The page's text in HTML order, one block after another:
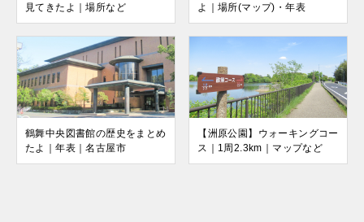
見てきたよ｜場所など
よ｜場所(マップ)・年表
鶴舞中央図書館の歴史をまとめ
たよ｜年表｜名古屋市
【洲原公園】ウォーキングコー
ス｜1周2.3km｜マップなど